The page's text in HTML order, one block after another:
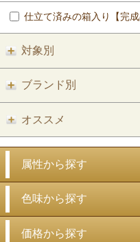
仕立て済みの箱入り【完成
対象別
ブランド別
オススメ
属性から探す
色味から探す
価格から探す